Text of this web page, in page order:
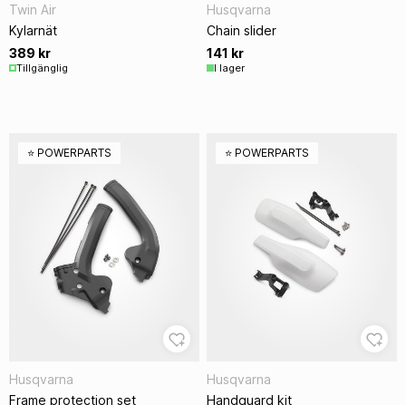
Twin Air
Kylarnät
389 kr
Tillgänglig
Husqvarna
Chain slider
141 kr
I lager
⭐️ POWERPARTS
Husqvarna
Frame protection set
⭐️ POWERPARTS
Husqvarna
Handguard kit